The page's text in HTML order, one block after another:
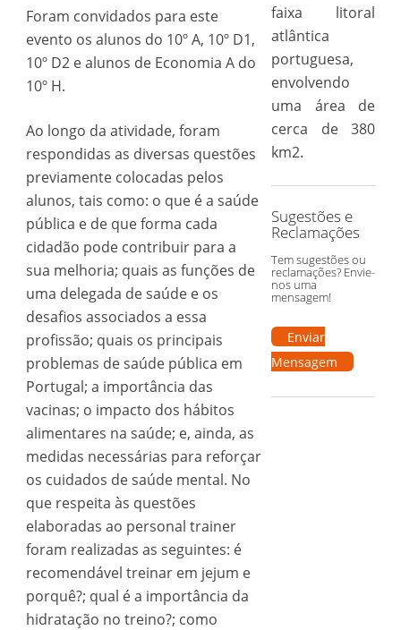
Foram convidados para este
evento os alunos do 10º A, 10º D1,
10º D2 e alunos de Economia A do
10º H.
Ao longo da atividade, foram
respondidas as diversas questões
previamente colocadas pelos
alunos, tais como: o que é a saúde
pública e de que forma cada
cidadão pode contribuir para a
sua melhoria; quais as funções de
uma delegada de saúde e os
desafios associados a essa
profissão; quais os principais
problemas de saúde pública em
Portugal; a importância das
vacinas; o impacto dos hábitos
alimentares na saúde; e, ainda, as
medidas necessárias para reforçar
os cuidados de saúde mental. No
que respeita às questões
elaboradas ao personal trainer
foram realizadas as seguintes: é
recomendável treinar em jejum e
porquê?; qual é a importância da
hidratação no treino?; como
faixa litoral
atlântica
portuguesa,
envolvendo
uma área de
cerca de 380
km2.
Sugestões e
Reclamações
Tem sugestões ou
reclamações? Envie-
nos uma
mensagem!
Enviar
Mensagem